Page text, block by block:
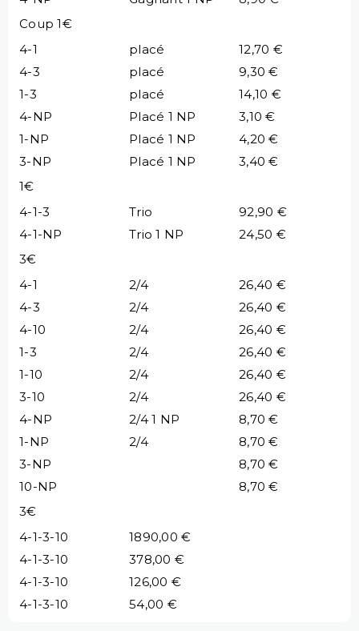
Coup 1€
4-1
placé
12,70 €
4-3
placé
9,30 €
1-3
placé
14,10 €
4-NP
Placé 1 NP
3,10 €
1-NP
Placé 1 NP
4,20 €
3-NP
Placé 1 NP
3,40 €
1€
4-1-3
Trio
92,90 €
4-1-NP
Trio 1 NP
24,50 €
3€
4-1
2/4
26,40 €
4-3
2/4
26,40 €
4-10
2/4
26,40 €
1-3
2/4
26,40 €
1-10
2/4
26,40 €
3-10
2/4
26,40 €
4-NP
2/4 1 NP
8,70 €
1-NP
2/4
8,70 €
3-NP
8,70 €
10-NP
8,70 €
3€
4-1-3-10
1890,00 €
4-1-3-10
378,00 €
4-1-3-10
126,00 €
4-1-3-10
54,00 €